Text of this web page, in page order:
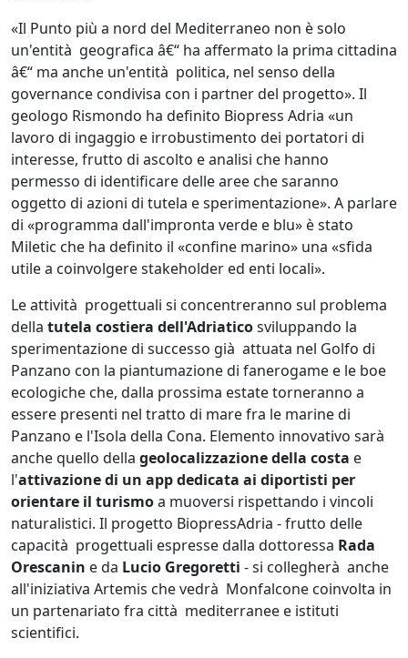
«Il Punto più a nord del Mediterraneo non è solo
un'entità geografica â€“ ha affermato la prima cittadina
â€“ ma anche un'entità politica, nel senso della
governance condivisa con i partner del progetto». Il
geologo Rismondo ha definito Biopress Adria «un
lavoro di ingaggio e irrobustimento dei portatori di
interesse, frutto di ascolto e analisi che hanno
permesso di identificare delle aree che saranno
oggetto di azioni di tutela e sperimentazione». A parlare
di «programma dall'impronta verde e blu» è stato
Miletic che ha definito il «confine marino» una «sfida
utile a coinvolgere stakeholder ed enti locali».
Le attività progettuali si concentreranno sul problema
della tutela costiera dell'Adriaticosviluppando la
sperimentazione di successo già attuata nel Golfo di
Panzano con la piantumazione di fanerogame e le boe
ecologiche che, dalla prossima estate torneranno a
essere presenti nel tratto di mare fra le marine di
Panzano e l'Isola della Cona. Elemento innovativo sarà
anche quello della geolocalizzazione della costa e
l'attivazione di un app dedicata ai diportisti per
orientare il turismoa muoversi rispettando i vincoli
naturalistici. Il progetto BiopressAdria - frutto delle
capacità progettuali espresse dalla dottoressa Rada
Orescanin e da Lucio Gregoretti - si collegherà anche
all'iniziativa Artemis che vedrà Monfalcone coinvolta in
un partenariato fra città mediterranee e istituti
scientifici.